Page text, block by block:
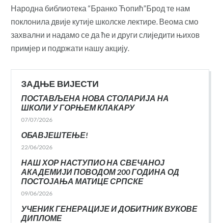
Народна библиотека “Бранко Ћопић”Брод те нам
поклонила двије кутије школске лектире. Веома смо
захвални и надамо се да ће и други слиједити њихов
примјер и подржати нашу акцију.
ЗАДЊЕ ВИЈЕСТИ
ПОСТАВЉЕНА НОВА СТОЛАРИЈА НА
ШКОЛИ У ГОРЊЕМ КЛАКАРУ
07/07/2026
ОБАВЈЕШТЕЊЕ!
22/06/2026
НАШ ХОР НАСТУПИО НА СВЕЧАНОЈ
АКАДЕМИЈИ ПОВОДОМ 200 ГОДИНА ОД
ПОСТОЈАЊА МАТИЦЕ СРПСКЕ
09/06/2026
УЧЕНИК ГЕНЕРАЦИЈЕ И ДОБИТНИК ВУКОВЕ
ДИПЛОМЕ